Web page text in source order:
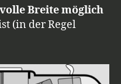
Breite möglich
(in der Regel